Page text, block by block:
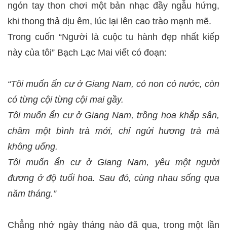
ngón tay thon chơi một bản nhạc đầy ngẫu hứng,
khi thong thả dịu êm, lúc lại lên cao trào mạnh mẽ.
Trong cuốn “Người là cuộc tu hành đẹp nhất kiếp
này của tôi” Bạch Lạc Mai viết có đoạn:
“Tôi muốn ẩn cư ở Giang Nam, có non có nước, còn
có từng cội từng cội mai gầy.
Tôi muốn ẩn cư ở Giang Nam, trồng hoa khắp sân,
châm một bình trà mới, chỉ ngửi hương trà mà
không uống.
Tôi muốn ẩn cư ở Giang Nam, yêu một người
đương ở độ tuổi hoa. Sau đó, cùng nhau sống qua
năm tháng.”
Chẳng nhớ ngày tháng nào đã qua, trong một lần